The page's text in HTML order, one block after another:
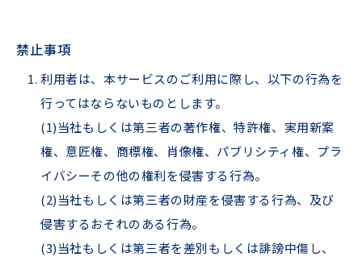
禁⽌事項
利⽤者は、本サービスのご利⽤に際し、以下の⾏為を
⾏ってはならないものとします。
(1)当社もしくは第三者の著作権、特許権、実⽤新案
権、意匠権、商標権、肖像権、パブリシティ権、プラ
イバシーその他の権利を侵害する⾏為。
(2)当社もしくは第三者の財産を侵害する⾏為、及び
侵害するおそれのある⾏為。
(3)当社もしくは第三者を差別もしくは誹謗中傷し、